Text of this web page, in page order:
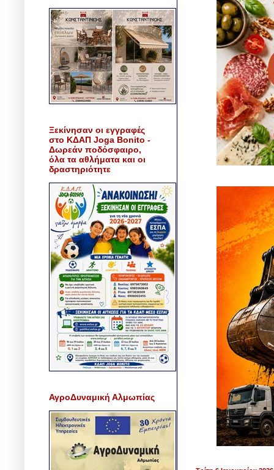
Ξεκίνησαν οι εγγραφές
στο ΚΔΑΠ Joga Bonito -
Δωρεάν ποδόσφαιρο,
όλα τα αθλήματα και οι
δραστηριότητε
ΑγροΔυναμική Αλμωπίας